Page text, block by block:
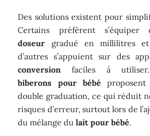
Des solutions existent pour
Certains préfèrent s’équiper
doseur gradué en millilitres
d’autres s’appuient sur des
conversion faciles à utiliser.
biberons pour bébé
double graduation, ce qui réduit
risques d’erreur, surtout lors de
du mélange dulait pour bébé.